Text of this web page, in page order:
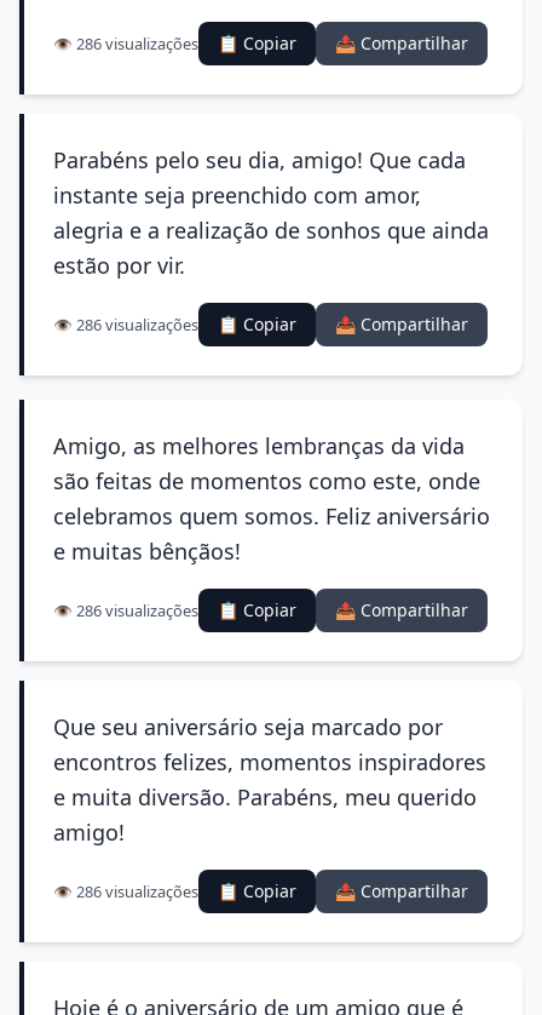
👁️ 286 visualizações 📋 Copiar 📤 Compartilhar
Parabéns pelo seu dia, amigo! Que cada
instante seja preenchido com amor,
alegria e a realização de sonhos que ainda
estão por vir.
👁️ 286 visualizações 📋 Copiar 📤 Compartilhar
Amigo, as melhores lembranças da vida
são feitas de momentos como este, onde
celebramos quem somos. Feliz aniversário
e muitas bênçãos!
👁️ 286 visualizações 📋 Copiar 📤 Compartilhar
Que seu aniversário seja marcado por
encontros felizes, momentos inspiradores
e muita diversão. Parabéns, meu querido
amigo!
👁️ 286 visualizações 📋 Copiar 📤 Compartilhar
Hoje é o aniversário de um amigo que é